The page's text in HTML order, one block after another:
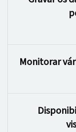
Monitorar